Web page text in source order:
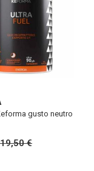
gusto neutro
19,50 €